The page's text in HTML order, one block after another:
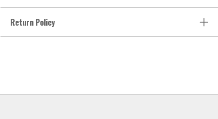
Return Policy